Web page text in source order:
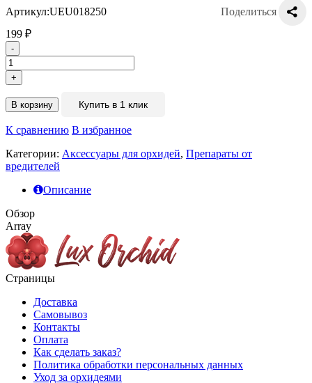
Артикул:UEU018250
Поделиться
199 ₽
-
+
В корзину Купить в 1 клик
К сравнению В избранное
Категории: Аксессуары для орхидей, Препараты от
вредителей
Описание
Обзор
Array
Страницы
Доставка
Самовывоз
Контакты
Оплата
Как сделать заказ?
Политика обработки персональных данных
Уход за орхидеями